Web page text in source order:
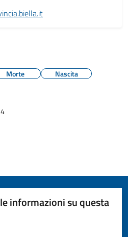
Morte
Nascita
informazioni su questa